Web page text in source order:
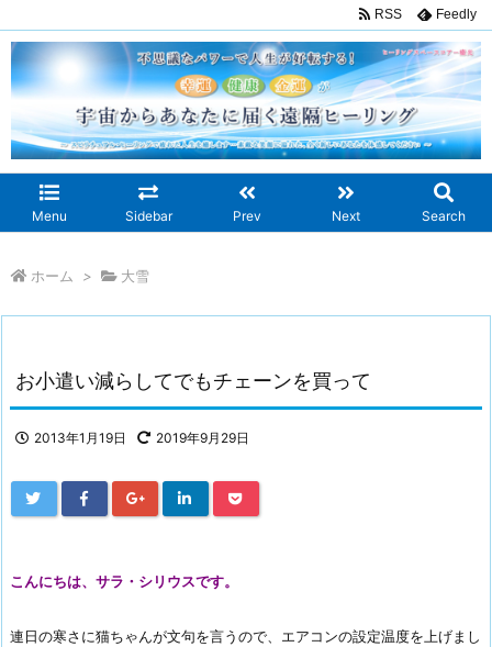
Menu Sidebar Prev Next Search
RSS Feedly
ホーム > 大雪
お小遣い減らしてでもチェーンを買って
2013年1月19日 2019年9月29日
こんにちは、サラ・シリウスです。
連日の寒さに猫ちゃんが文句を言うので、エアコンの設定温度を上げまし